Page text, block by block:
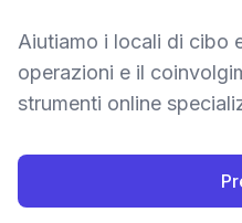
Aiutiamo i locali di cibo
operazioni e il
strumenti online